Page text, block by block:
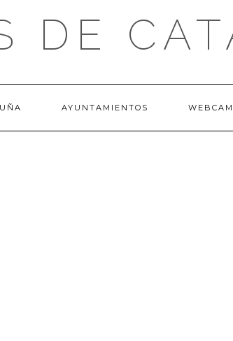
DE
AYUNTAMIENTOS